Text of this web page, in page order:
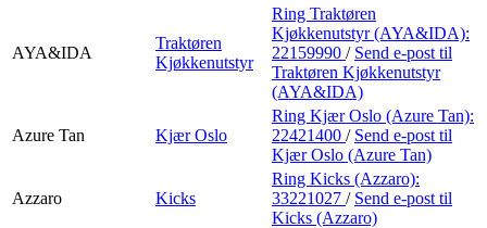
AYA&IDA
Traktøren
Kjøkkenutstyr
Ring Traktøren
Kjøkkenutstyr (AYA&IDA):
22159990 / Send e-post til
Traktøren Kjøkkenutstyr
(AYA&IDA)
Azure Tan Kjær Oslo
Ring Kjær Oslo (Azure Tan):
22421400 / Send e-post til
Kjær Oslo (Azure Tan)
Azzaro Kicks
Ring Kicks (Azzaro):
33221027 / Send e-post til
Kicks (Azzaro)